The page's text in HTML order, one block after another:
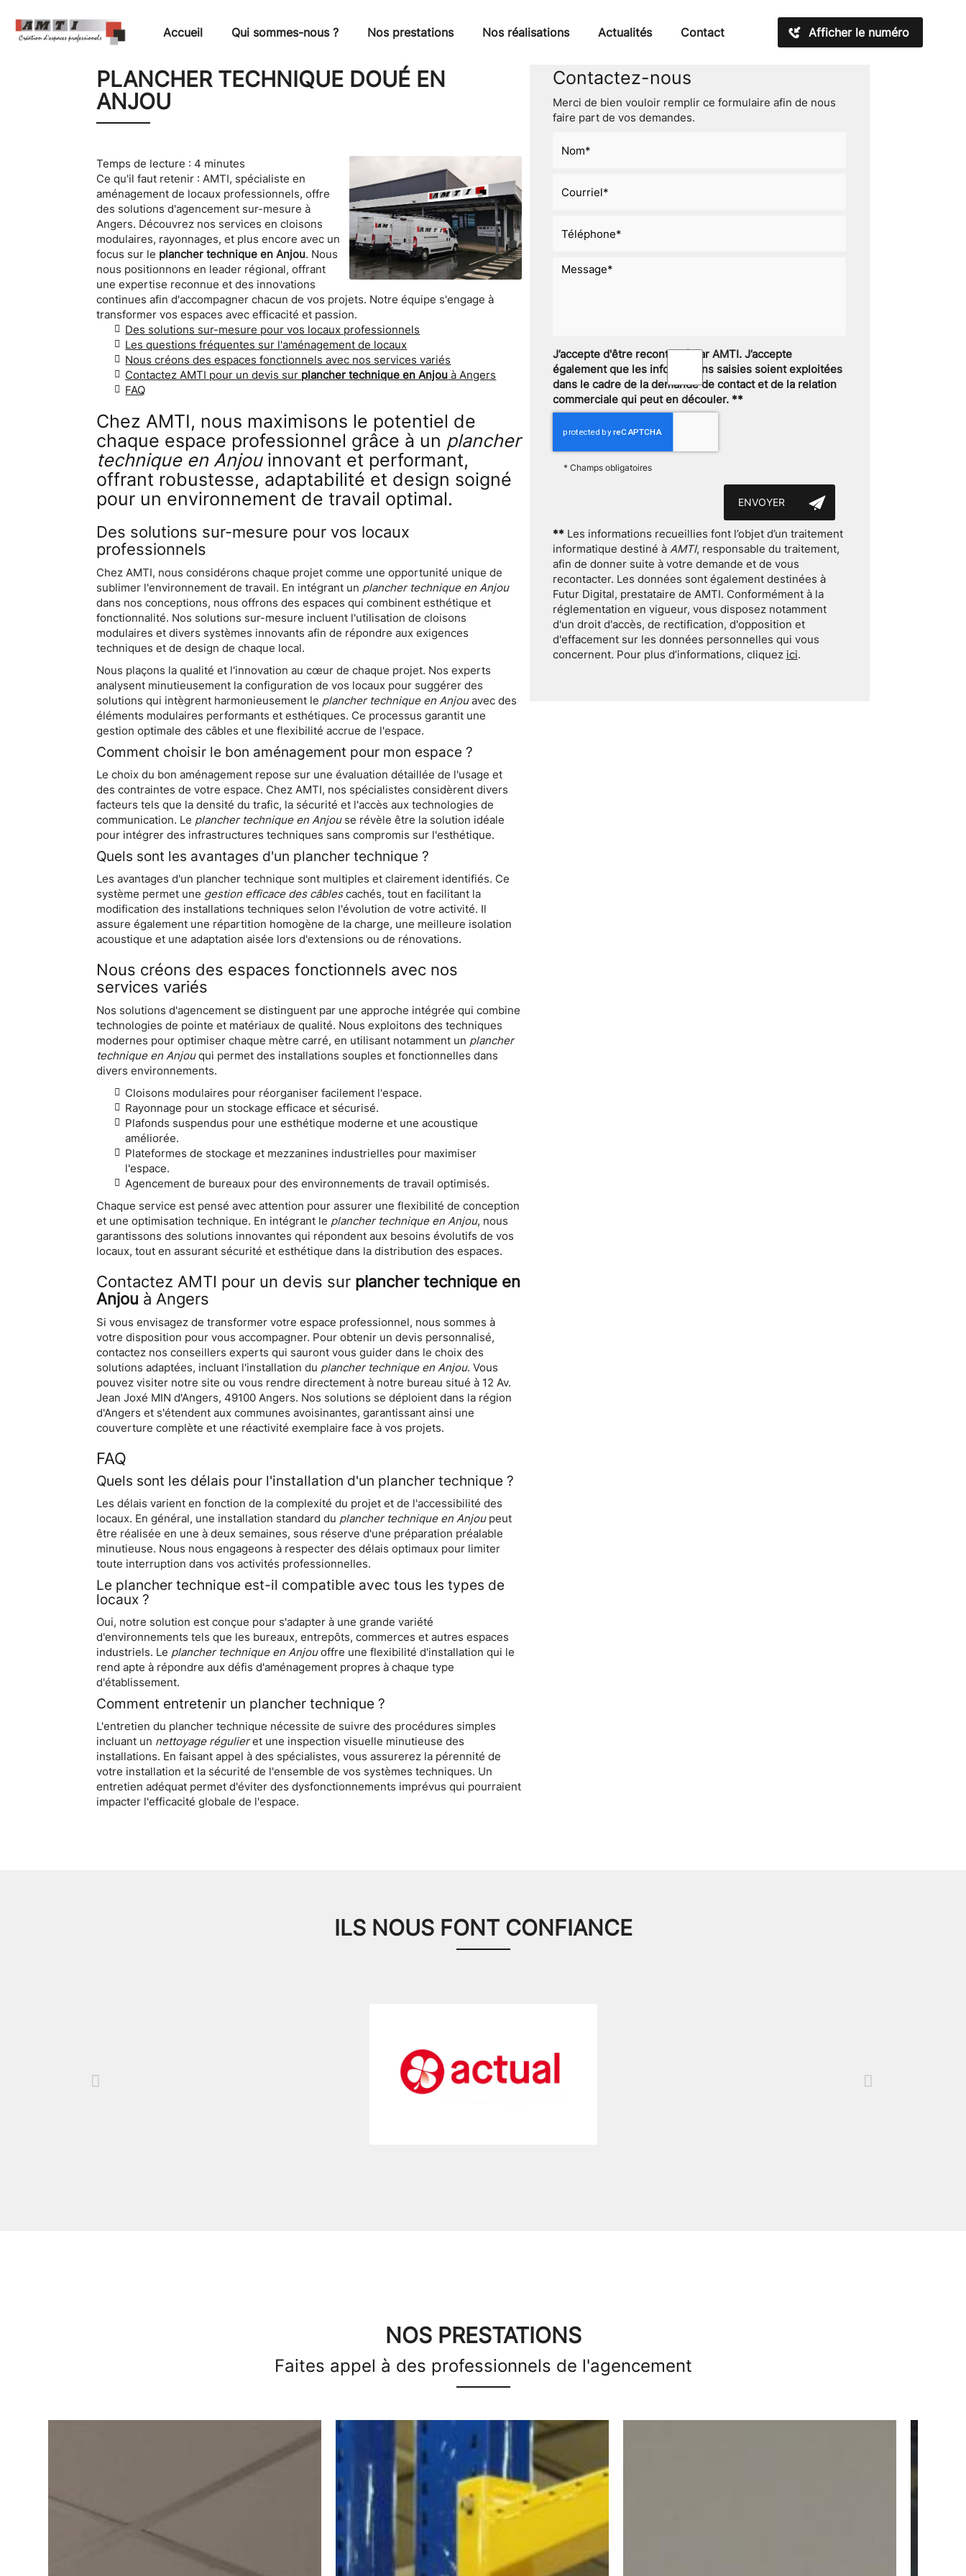
Accueil Qui sommes-nous ? Nos prestations Nos réalisations Actualités Contact Afficher le numéro
PLANCHER TECHNIQUE DOUÉ EN
ANJOU
PLANCHER TECHNIQUE DOUÉ EN
ANJOU
Temps de lecture : 4 minutes
Ce qu'il faut retenir : AMTI, spécialiste en
aménagement de locaux professionnels, offre
des solutions d'agencement sur-mesure à
Angers. Découvrez nos services en cloisons
modulaires, rayonnages, et plus encore avec un
focus sur le plancher technique en Anjou. Nous
nous positionnons en leader régional, offrant
une expertise reconnue et des innovations
continues afin d'accompagner chacun de vos projets. Notre équipe s'engage à
transformer vos espaces avec efficacité et passion.
Des solutions sur-mesure pour vos locaux professionnels
Les questions fréquentes sur l'aménagement de locaux
Nous créons des espaces fonctionnels avec nos services variés
Contactez AMTI pour un devis sur plancher technique en Anjou à Angers
FAQ
Chez AMTI, nous maximisons le potentiel de
chaque espace professionnel grâce à un plancher
technique en Anjouinnovant et performant,
offrant robustesse, adaptabilité et design soigné
pour un environnement de travail optimal.
Des solutions sur-mesure pour vos locaux
professionnels
Chez AMTI, nous considérons chaque projet comme une opportunité unique de
sublimer l'environnement de travail. En intégrant un plancher technique en Anjou
dans nos conceptions, nous offrons des espaces qui combinent esthétique et
fonctionnalité. Nos solutions sur-mesure incluent l'utilisation de cloisons
modulaires et divers systèmes innovants afin de répondre aux exigences
techniques et de design de chaque local.
Nous plaçons la qualité et l'innovation au cœur de chaque projet. Nos experts
analysent minutieusement la configuration de vos locaux pour suggérer des
solutions qui intègrent harmonieusement le plancher technique en Anjouavec des
éléments modulaires performants et esthétiques. Ce processus garantit une
gestion optimale des câbles et une flexibilité accrue de l'espace.
Comment choisir le bon aménagement pour mon espace ?
Le choix du bon aménagement repose sur une évaluation détaillée de l'usage et
des contraintes de votre espace. Chez AMTI, nos spécialistes considèrent divers
facteurs tels que la densité du trafic, la sécurité et l'accès aux technologies de
communication. Le plancher technique en Anjouse révèle être la solution idéale
pour intégrer des infrastructures techniques sans compromis sur l'esthétique.
Quels sont les avantages d'un plancher technique ?
Les avantages d'un plancher technique sont multiples et clairement identifiés. Ce
système permet une gestion efficace des câblescachés, tout en facilitant la
modification des installations techniques selon l'évolution de votre activité. Il
assure également une répartition homogène de la charge, une meilleure isolation
acoustique et une adaptation aisée lors d'extensions ou de rénovations.
Nous créons des espaces fonctionnels avec nos
services variés
Nos solutions d'agencement se distinguent par une approche intégrée qui combine
technologies de pointe et matériaux de qualité. Nous exploitons des techniques
modernes pour optimiser chaque mètre carré, en utilisant notamment un plancher
technique en Anjouqui permet des installations souples et fonctionnelles dans
divers environnements.
Cloisons modulaires pour réorganiser facilement l'espace.
Rayonnage pour un stockage efficace et sécurisé.
Plafonds suspendus pour une esthétique moderne et une acoustique
améliorée.
Plateformes de stockage et mezzanines industrielles pour maximiser
l'espace.
Agencement de bureaux pour des environnements de travail optimisés.
Chaque service est pensé avec attention pour assurer une flexibilité de conception
et une optimisation technique. En intégrant le plancher technique en Anjou, nous
garantissons des solutions innovantes qui répondent aux besoins évolutifs de vos
locaux, tout en assurant sécurité et esthétique dans la distribution des espaces.
Contactez AMTI pour un devis sur plancher technique en
Anjou à Angers
Si vous envisagez de transformer votre espace professionnel, nous sommes à
votre disposition pour vous accompagner. Pour obtenir un devis personnalisé,
contactez nos conseillers experts qui sauront vous guider dans le choix des
solutions adaptées, incluant l'installation du plancher technique en Anjou. Vous
pouvez visiter notre site ou vous rendre directement à notre bureau situé à 12 Av.
Jean Joxé MIN d'Angers, 49100 Angers. Nos solutions se déploient dans la région
d'Angers et s'étendent aux communes avoisinantes, garantissant ainsi une
couverture complète et une réactivité exemplaire face à vos projets.
FAQ
Quels sont les délais pour l'installation d'un plancher technique ?
Les délais varient en fonction de la complexité du projet et de l'accessibilité des
locaux. En général, une installation standard du plancher technique en Anjoupeut
être réalisée en une à deux semaines, sous réserve d'une préparation préalable
minutieuse. Nous nous engageons à respecter des délais optimaux pour limiter
toute interruption dans vos activités professionnelles.
Le plancher technique est-il compatible avec tous les types de
locaux ?
Oui, notre solution est conçue pour s'adapter à une grande variété
d'environnements tels que les bureaux, entrepôts, commerces et autres espaces
industriels. Le plancher technique en Anjouoffre une flexibilité d'installation qui le
rend apte à répondre aux défis d'aménagement propres à chaque type
d'établissement.
Comment entretenir un plancher technique ?
L'entretien du plancher technique nécessite de suivre des procédures simples
incluant un nettoyage régulieret une inspection visuelle minutieuse des
installations. En faisant appel à des spécialistes, vous assurerez la pérennité de
votre installation et la sécurité de l'ensemble de vos systèmes techniques. Un
entretien adéquat permet d'éviter des dysfonctionnements imprévus qui pourraient
impacter l'efficacité globale de l'espace.
Contactez-nous
Merci de bien vouloir remplir ce formulaire afin de nous
faire part de vos demandes.
J’accepte d'être recontacté par AMTI. J’accepte
également que les informations saisies soient exploitées
dans le cadre de la demande de contact et de la relation
commerciale qui peut en découler. **
* Champs obligatoires
**Les informations recueillies font l’objet d’un traitement
informatique destiné àAMTI, responsable du traitement,
afin de donner suite à votre demande et de vous
recontacter. Les données sont également destinées à
Futur Digital, prestataire de AMTI. Conformément à la
réglementation en vigueur, vous disposez notamment
d'un droit d'accès, de rectification, d'opposition et
d'effacement sur les données personnelles qui vous
concernent. Pour plus d’informations, cliquez ici.
ILS NOUS FONT CONFIANCE
NOS PRESTATIONS
Faites appel à des professionnels de l'agencement